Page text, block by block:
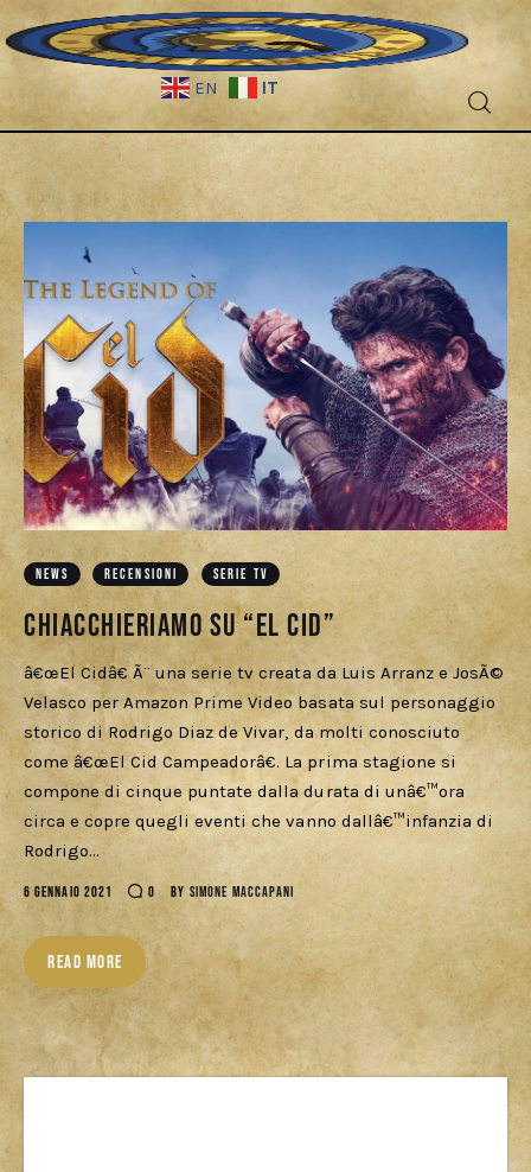
EN IT
Fantascienza
Games
Recensioni
Libri e fumetti
Cercatori
Download
NEWS RECENSIONI SERIE TV
Chiacchieriamo su “El Cid”
â€œEl Cidâ€ Ã¨ una serie tv creata da Luis Arranz e JosÃ©
Velasco per Amazon Prime Video basata sul personaggio
storico di Rodrigo Diaz de Vivar, da molti conosciuto
come â€œEl Cid Campeadorâ€. La prima stagione si
compone di cinque puntate dalla durata di unâ€™ora
circa e copre quegli eventi che vanno dallâ€™infanzia di
Rodrigo…
6 GENNAIO 2021 0 BY SIMONE MACCAPANI
READ MORE